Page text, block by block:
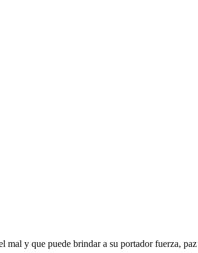
mal y que puede brindar a su portador fuerza, paz